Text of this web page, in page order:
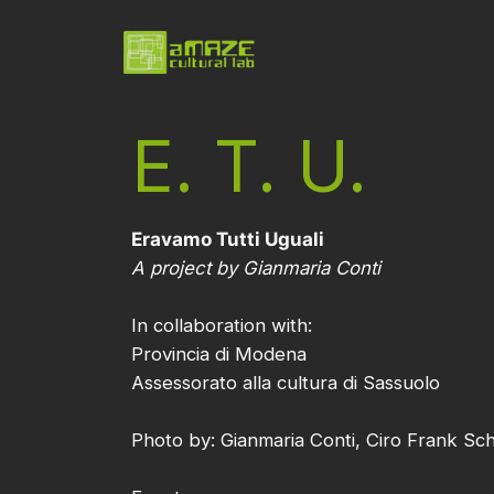
E. T. U.
Eravamo Tutti Uguali
A project by Gianmaria Conti
In collaboration with:
Provincia di Modena
Assessorato alla cultura di Sassuolo
Photo by: Gianmaria Conti, Ciro Frank